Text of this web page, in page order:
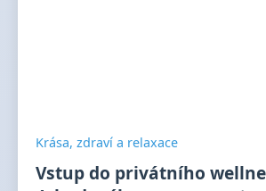
Krása, zdraví a relaxace
Vstup do privátního